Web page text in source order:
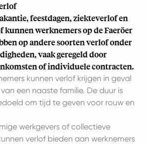
feestdagen, ziekteverlof en
kunnen werknemers op de Faeröer
op andere soorten verlof onder
vaak geregeld door
of individuele contracten.
kunnen verlof krijgen in geval
een naaste familie. De duur is
om tijd te geven voor rouw en
werkgevers of collectieve
verlof bieden aan werknemers